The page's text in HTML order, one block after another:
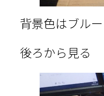
背景色はブルー
後ろから見る